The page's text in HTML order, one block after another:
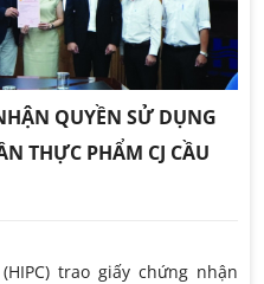
QUYỀN SỬ DỤNG
THỰC PHẨM CJ CẦU
trao giấy chứng nhận